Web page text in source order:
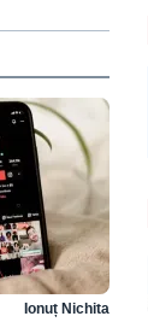
Ionuț Nichita